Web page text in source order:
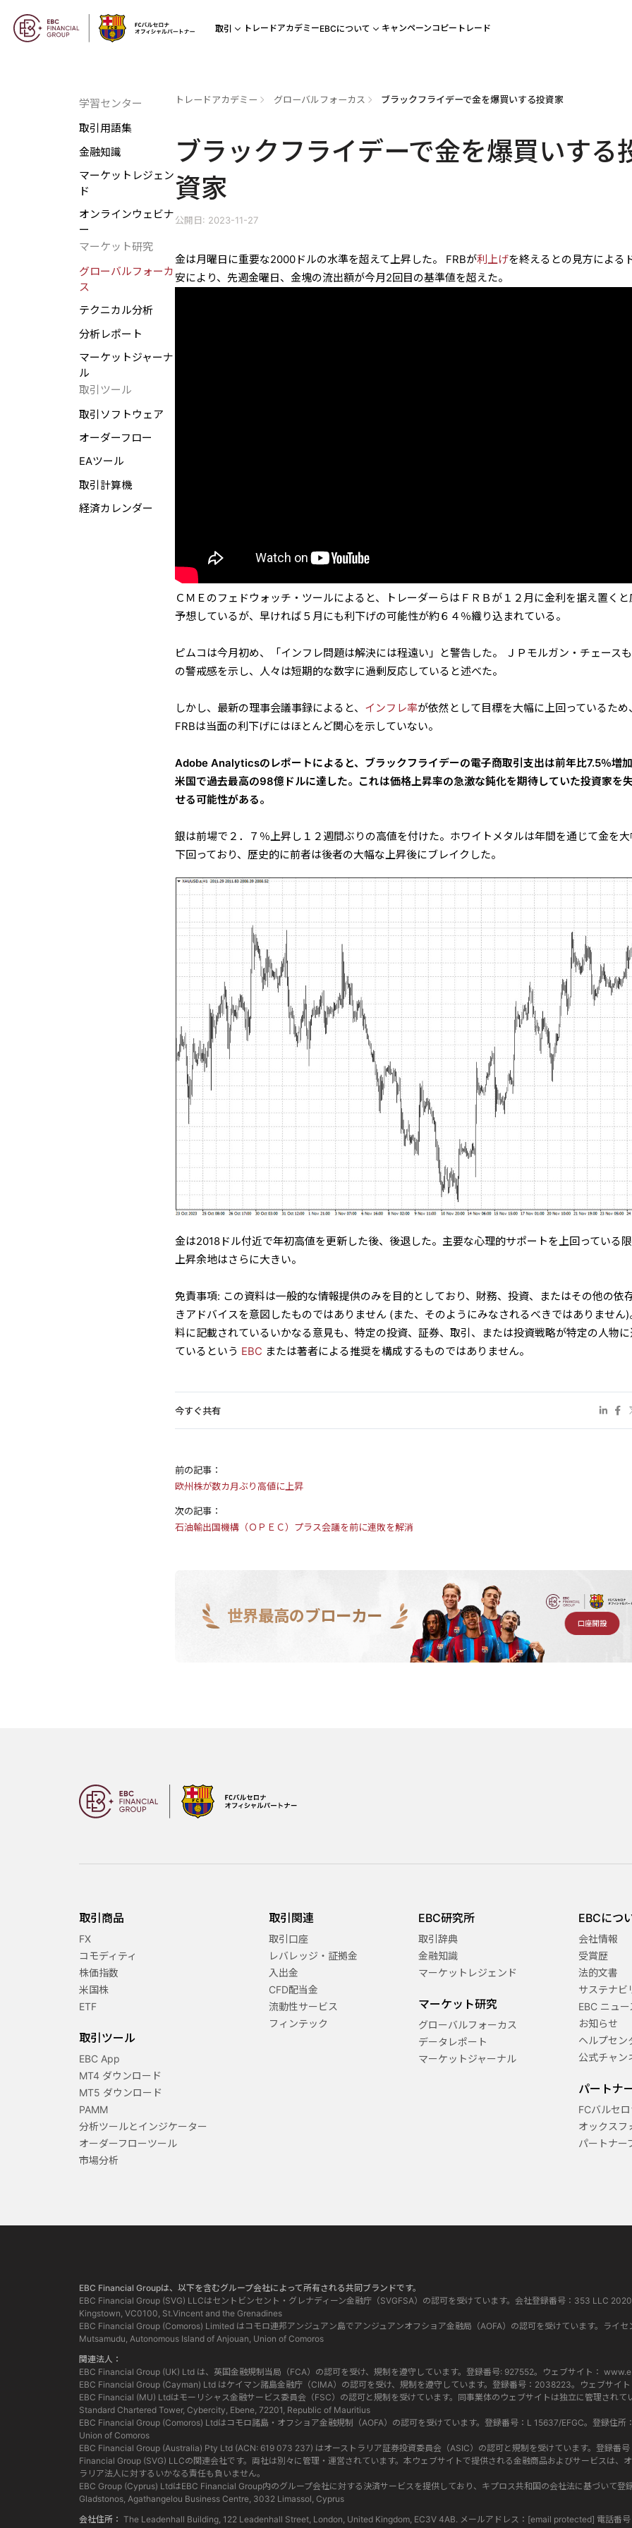
取引 トレードアカデミーEBCについて キャンペーンコピートレード
学習センター
取引用語集
金融知識
マーケットレジェン
ド
オンラインウェビナ
ー
マーケット研究
グローバルフォーカ
ス
テクニカル分析
分析レポート
マーケットジャーナ
ル
取引ツール
取引ソフトウェア
オーダーフロー
EAツール
取引計算機
経済カレンダー
トレードアカデミー グローバルフォーカス ブラックフライデーで金を爆買いする投資家
ブラックフライデーで金を爆買いする
資家
公開日: 2023-11-27
金は月曜日に重要な2000ドルの水準を超えて上昇した。 FRBが利上げを終えるとの見方による
安により、先週金曜日、金塊の流出額が今月2回目の基準値を超えた。
ＣＭＥのフェドウォッチ・ツールによると、トレーダーらはＦＲＢが１２月に金利を据え置くと
予想しているが、早ければ５月にも利下げの可能性が約６４％織り込まれている。
ピムコは今月初め、「インフレ問題は解決には程遠い」と警告した。 ＪＰモルガン・チェース
の警戒感を示し、人々は短期的な数字に過剰反応していると述べた。
しかし、最新の理事会議事録によると、 インフレ率が依然として目標を大幅に上回っているため
FRBは当面の利下げにはほとんど関心を示していない。
Adobe Analyticsのレポートによると、ブラックフライデーの電子商取引支出は前年比7.5％増
米国で過去最高の98億ドルに達した。これは価格上昇率の急激な鈍化を期待していた投資家を
せる可能性がある。
銀は前場で２．７％上昇し１２週間ぶりの高値を付けた。ホワイトメタルは年間を通じて金を
下回っており、歴史的に前者は後者の大幅な上昇後にブレイクした。
金は2018ドル付近で年初高値を更新した後、後退した。主要な心理的サポートを上回っている
上昇余地はさらに大きい。
免責事項: この資料は一般的な情報提供のみを目的としており、財務、投資、またはその他の依
きアドバイスを意図したものではありません (また、そのようにみなされるべきではありません)
料に記載されているいかなる意見も、特定の投資、証券、取引、または投資戦略が特定の人物
ているという EBC または著者による推奨を構成するものではありません。
今すぐ共有
前の記事：
欧州株が数カ月ぶり高値に上昇
次の記事：
石油輸出国機構（ＯＰＥＣ）プラス会議を前に連敗を解消
世界最高のブローカー 口座開設
取引商品
FX
コモディティ
株価指数
米国株
ETF
取引ツール
EBC App
MT4 ダウンロード
MT5 ダウンロード
PAMM
分析ツールとインジケーター
オーダーフローツール
市場分析
取引関連
取引口座
レバレッジ・証拠金
入出金
CFD配当金
流動性サービス
フィンテック
EBC研究所
取引辞典
金融知識
マーケットレジェンド
マーケット研究
グローバルフォーカス
データレポート
マーケットジャーナル
EBCにつ
会社情報
受賞歴
法的文書
サステナビ
EBC ニュー
お知らせ
ヘルプセン
公式チャン
パートナ
FCバルセ
オックスフ
パートナー
EBC Financial Groupは、以下を含むグループ会社によって所有される共同ブランドです。
EBC Financial Group (SVG) LLCはセントビンセント・グレナディーン金融庁（SVGFSA）の認可を受けています。会社登録番号：353 LLC
Kingstown, VC0100, St.Vincent and the Grenadines
EBC Financial Group (Comoros) Limited はコモロ連邦アンジュアン島でアンジュアンオフショア金融局（AOFA）の認可を受けています。ライ
Mutsamudu, Autonomous Island of Anjouan, Union of Comoros
関連法人：
EBC Financial Group (UK) Ltd は、英国金融規制当局（FCA）の認可を受け、規制を遵守しています。登録番号: 927552。ウェブサイト：
EBC Financial Group (Cayman) Ltd はケイマン諸島金融庁（CIMA）の認可を受け、規制を遵守しています。登録番号：2038223。ウェブサイ
EBC Financial (MU) Ltdはモーリシャス金融サービス委員会（FSC）の認可と規制を受けています。同事業体のウェブサイトは独立に管理され
Standard Chartered Tower, Cybercity, Ebene, 72201, Republic of Mauritius
EBC Financial Group (Comoros) Ltdはコモロ諸島・オフショア金融規制（AOFA）の認可を受けています。登録番号：L 15637/EFGC。登録住
Union of Comoros
EBC Financial Group (Australia) Pty Ltd (ACN: 619 073 237) はオーストラリア証券投資委員会（ASIC）の認可と規制を受けています。登録番
Financial Group (SVG) LLCの関連会社です。両社は別々に管理・運営されています。本ウェブサイトで提供される金融商品およびサービスは、
ラリア法人に対するいかなる責任も負いません。
EBC Group (Cyprus) LtdはEBC Financial Group内のグループ会社に対する決済サービスを提供しており、キプロス共和国の会社法に基づいて
Gladstonos, Agathangelou Business Centre, 3032 Limassol, Cyprus
会社住所： The Leadenhall Building, 122 Leadenhall Street, London, United Kingdom, EC3V 4AB. メールアドレス： [email protected] 電話番